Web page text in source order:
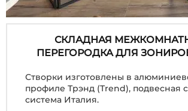
СКЛАДНАЯ
ПЕРЕГОРОДКА ДЛЯ
Створки изготовлены в
профиле Трэнд (Trend), подвесная
система Италия.